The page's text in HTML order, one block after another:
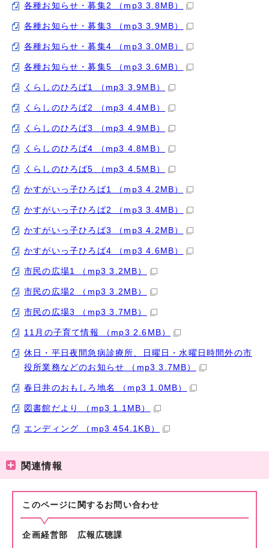
各種お知らせ・募集2 （mp3 3.8MB）
各種お知らせ・募集3 （mp3 3.9MB）
各種お知らせ・募集4 （mp3 3.0MB）
各種お知らせ・募集5 （mp3 3.6MB）
くらしのひろば1 （mp3 3.9MB）
くらしのひろば2 （mp3 4.4MB）
くらしのひろば3 （mp3 4.9MB）
くらしのひろば4 （mp3 4.8MB）
くらしのひろば5 （mp3 4.5MB）
かすがいっ子ひろば1 （mp3 4.2MB）
かすがいっ子ひろば2 （mp3 3.4MB）
かすがいっ子ひろば3 （mp3 4.2MB）
かすがいっ子ひろば4 （mp3 4.6MB）
市民の広場1 （mp3 3.2MB）
市民の広場2 （mp3 3.2MB）
市民の広場3 （mp3 3.7MB）
11月の子育て情報 （mp3 2.6MB）
休日・平日夜間急病診療所、日曜日・水曜日時間外の市
役所業務などのお知らせ （mp3 3.7MB）
春日井のおもしろ地名 （mp3 1.0MB）
図書館だより （mp3 1.1MB）
エンディング （mp3 454.1KB）
関連情報
このページに関する お問い合わせ
企画経営部 広報広聴課